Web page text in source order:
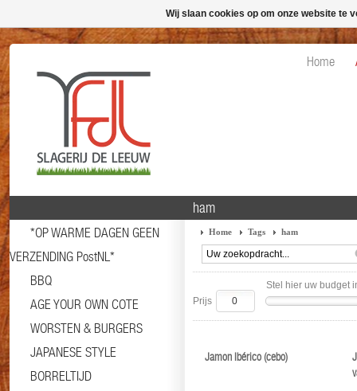
Home
*OP WARME DAGEN GEEN
VERZENDING PostNL*
BBQ
AGE YOUR OWN COTE
WORSTEN & BURGERS
JAPANESE STYLE
BORRELTIJD
ham
Home Tags ham
Stel hier uw budget
Prijs
Jamon Ibérico (cebo)
Wij slaan cookies op om onze website te